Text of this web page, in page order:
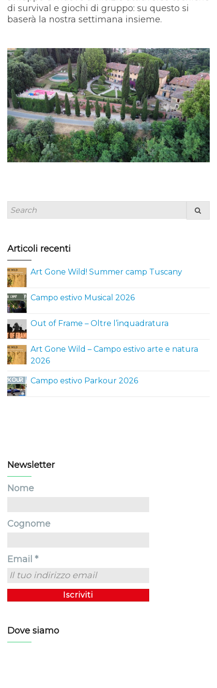
di survival e giochi di gruppo: su questo si
baserà la nostra settimana insieme.
Articoli recenti
Art Gone Wild! Summer camp Tuscany
Campo estivo Musical 2026
Out of Frame – Oltre l’inquadratura
Art Gone Wild – Campo estivo arte e natura
2026
Campo estivo Parkour 2026
Newsletter
Nome
Cognome
Email *
Dove siamo